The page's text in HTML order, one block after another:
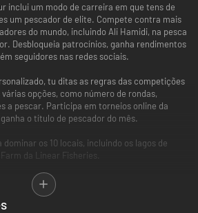
inclui um modo de carreira em que tens de
um pescador de elite. Compete contra mais
do mundo, incluindo Ali Hamidi, na pesca
Desbloqueia patrocínios, ganha rendimentos
seguidores nas redes sociais.
tu ditas as regras das competições
opções, como número de rondas,
a pescar. Participa em torneios online da
o título de pescador do mês.
dominar os 10 locais, incluindo os lagos de
da Linear Fisheries.
de mais de 50 parceiros licenciados,
enquanto pescas 29 espécies de peixes,
de comportamento próprio que é afetado por